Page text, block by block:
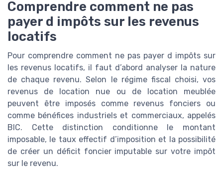
Comprendre comment ne pas
payer d impôts sur les revenus
locatifs
Pour comprendre comment ne pas payer d impôts sur
les revenus locatifs, il faut d’abord analyser la nature
de chaque revenu. Selon le régime fiscal choisi, vos
revenus de location nue ou de location meublée
peuvent être imposés comme revenus fonciers ou
comme bénéfices industriels et commerciaux, appelés
BIC. Cette distinction conditionne le montant
imposable, le taux effectif d’imposition et la possibilité
de créer un déficit foncier imputable sur votre impôt
sur le revenu.